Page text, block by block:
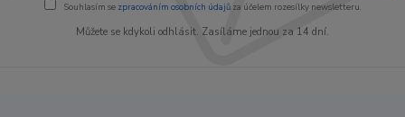
Souhlasím se zpracováním osobních údajůza účelem rozesílky newsletteru.
Můžete se kdykoli odhlásit. Zasíláme jednou za 14 dní.